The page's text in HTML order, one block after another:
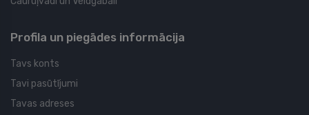
Profila un piegādes informācija
Tavs konts
Tavi pasūtījumi
Tavas adreses